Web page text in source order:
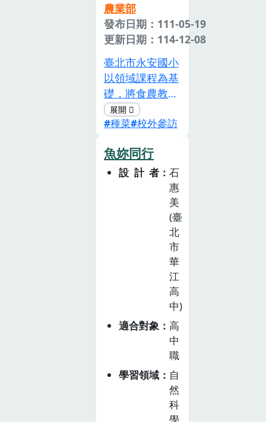
個主題「健康一
把罩」，並鼓勵
學生將所學與家
人分享，提升家
長對食農教育的
重視與認同，擴
展食農教育的推
展效益。
農業部
發布日期：111-05-19
更新日期：114-12-08
臺北市永安國小
以領域課程為基
礎，將食農教育
融入綜合活動領
域，針對五年級
生產與環境」為
本，融合「飲食
健康與消費」及
「飲食生活與文
化」，發展「永
安樂活小農夫」
課程，共計 14
節課。以永安國
小的特色「班群
協同」，將五年
級六個班級分為
兩個班群，進行
小組合作學習。
課程分為兩大部
分，一是「體驗
「專題製作」，
由體驗學習、發
種菜 校外參訪
魚妳同行
設計者
石
惠
美
(臺
北
市
華
江
高
中)
適合對象
高
中
職
學習領域
自
然
科